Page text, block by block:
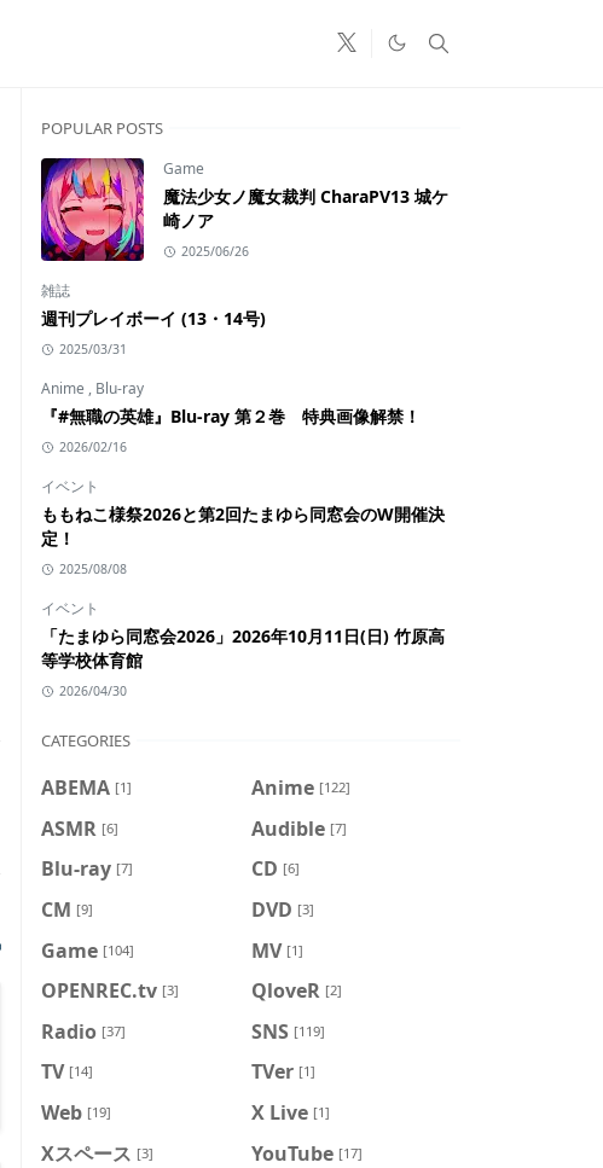
POPULAR POSTS
Game
魔法少女ノ魔女裁判 CharaPV13 城ケ
崎ノア
2025/06/26
雑誌
週刊プレイボーイ (13・14号)
2025/03/31
Anime , Blu-ray
『#無職の英雄』Blu-ray 第２巻 特典画像解禁！
2026/02/16
イベント
ももねこ様祭2026と第2回たまゆら同窓会のW開催決
定！
2025/08/08
イベント
「たまゆら同窓会2026」2026年10月11日(日) 竹原高
等学校体育館
2026/04/30
CATEGORIES
ABEMA [1] Anime [122]
ASMR [6] Audible [7]
Blu-ray [7] CD [6]
CM [9] DVD [3]
Game [104] MV [1]
OPENREC.tv [3] QloveR [2]
Radio [37] SNS [119]
TV [14] TVer [1]
Web [19] X Live [1]
Xスペース [3] YouTube [17]